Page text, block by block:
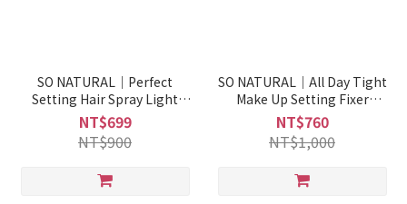
SO NATURAL｜Perfect
Setting Hair Spray Light
Scent
NT$699
NT$900
SO NATURAL｜All Day Tight
Make Up Setting Fixer
General
NT$760
NT$1,000